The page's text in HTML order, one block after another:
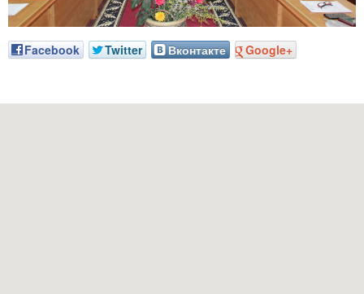
Facebook Twitter Вконтакте Google+